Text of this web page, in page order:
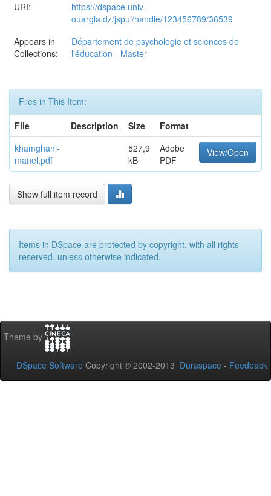
URI:
https://dspace.univ-
ouargla.dz/jspui/handle/123456789/36539
Appears in
Collections:
Département de psychologie et sciences de
l'éducation - Master
Files in This Item:
File
Description Size
Format
khamghani-
manel.pdf
527,9
kB
Adobe
PDF
View/Open
Show full item record
Items in DSpace are protected by copyright, with all rights
reserved, unless otherwise indicated.
Theme by
DSpace Software Copyright © 2002-2013 Duraspace - Feedback